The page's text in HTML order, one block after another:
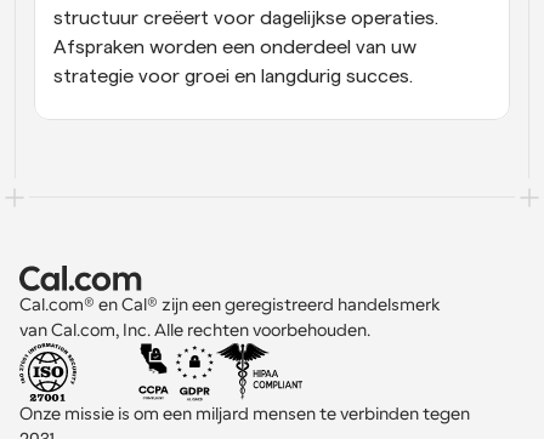
structuur creëert voor dagelijkse operaties.
Afspraken worden een onderdeel van uw
strategie voor groei en langdurig succes.
Cal.com® en Cal® zijn een geregistreerd handelsmerk
van Cal.com, Inc. Alle rechten voorbehouden.
Onze missie is om een miljard mensen te verbinden tegen